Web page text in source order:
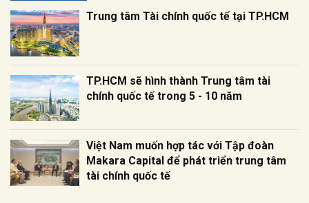
Trung tâm Tài chính quốc tế tại TP.HCM
TP.HCM sẽ hình thành Trung tâm tài
chính quốc tế trong 5 - 10 năm
Việt Nam muốn hợp tác với Tập đoàn
Makara Capital để phát triển trung tâm
tài chính quốc tế